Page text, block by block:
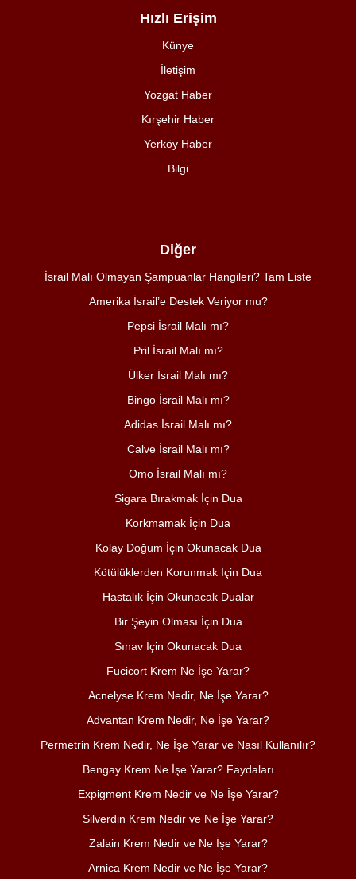
Hızlı Erişim
Künye
İletişim
Yozgat Haber
Kırşehir Haber
Yerköy Haber
Bilgi
Diğer
İsrail Malı Olmayan Şampuanlar Hangileri? Tam Liste
Amerika İsrail’e Destek Veriyor mu?
Pepsi İsrail Malı mı?
Pril İsrail Malı mı?
Ülker İsrail Malı mı?
Bingo İsrail Malı mı?
Adidas İsrail Malı mı?
Calve İsrail Malı mı?
Omo İsrail Malı mı?
Sigara Bırakmak İçin Dua
Korkmamak İçin Dua
Kolay Doğum İçin Okunacak Dua
Kötülüklerden Korunmak İçin Dua
Hastalık İçin Okunacak Dualar
Bir Şeyin Olması İçin Dua
Sınav İçin Okunacak Dua
Fucicort Krem Ne İşe Yarar?
Acnelyse Krem Nedir, Ne İşe Yarar?
Advantan Krem Nedir, Ne İşe Yarar?
Permetrin Krem Nedir, Ne İşe Yarar ve Nasıl Kullanılır?
Bengay Krem Ne İşe Yarar? Faydaları
Expigment Krem Nedir ve Ne İşe Yarar?
Silverdin Krem Nedir ve Ne İşe Yarar?
Zalain Krem Nedir ve Ne İşe Yarar?
Arnica Krem Nedir ve Ne İşe Yarar?